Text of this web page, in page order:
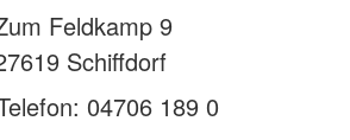
Feldkamp 9
Schiffdorf
04706 189 0